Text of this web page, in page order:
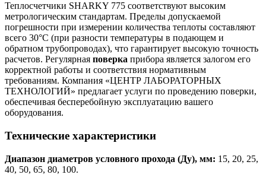
Теплосчетчики SHARKY 775 соответствуют высоким
метрологическим стандартам. Пределы допускаемой
погрешности при измерении количества теплоты составляют
всего 30°C (при разности температуры в подающем и
обратном трубопроводах), что гарантирует высокую точность
расчетов. Регулярная поверка прибора является залогом его
корректной работы и соответствия нормативным
требованиям. Компания «ЦЕНТР ЛАБОРАТОРНЫХ
ТЕХНОЛОГИЙ» предлагает услуги по проведению поверки,
обеспечивая бесперебойную эксплуатацию вашего
оборудования.
Технические характеристики
Диапазон диаметров условного прохода (Ду), мм: 15, 20, 25,
40, 50, 65, 80, 100.